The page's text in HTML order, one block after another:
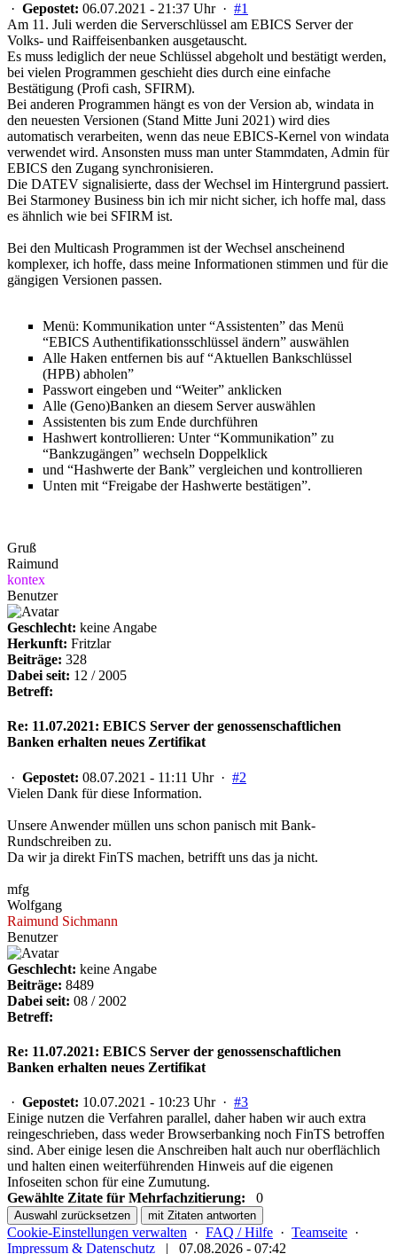
· Gepostet: 06.07.2021 - 21:37 Uhr · #1
Am 11. Juli werden die Serverschlüssel am EBICS Server der
Volks- und Raiffeisenbanken ausgetauscht.
Es muss lediglich der neue Schlüssel abgeholt und bestätigt werden,
bei vielen Programmen geschieht dies durch eine einfache
Bestätigung (Profi cash, SFIRM).
Bei anderen Programmen hängt es von der Version ab, windata in
den neuesten Versionen (Stand Mitte Juni 2021) wird dies
automatisch verarbeiten, wenn das neue EBICS-Kernel von windata
verwendet wird. Ansonsten muss man unter Stammdaten, Admin für
EBICS den Zugang synchronisieren.
Die DATEV signalisierte, dass der Wechsel im Hintergrund passiert.
Bei Starmoney Business bin ich mir nicht sicher, ich hoffe mal, dass
es ähnlich wie bei SFIRM ist.
Bei den Multicash Programmen ist der Wechsel anscheinend
komplexer, ich hoffe, dass meine Informationen stimmen und für die
gängigen Versionen passen.
Menü: Kommunikation unter “Assistenten” das Menü
“EBICS Authentifikationsschlüssel ändern” auswählen
Alle Haken entfernen bis auf “Aktuellen Bankschlüssel
(HPB) abholen”
Passwort eingeben und “Weiter” anklicken
Alle (Geno)Banken an diesem Server auswählen
Assistenten bis zum Ende durchführen
Hashwert kontrollieren: Unter “Kommunikation” zu
“Bankzugängen” wechseln Doppelklick
und “Hashwerte der Bank” vergleichen und kontrollieren
Unten mit “Freigabe der Hashwerte bestätigen”.
Gruß
Raimund
kontex
Benutzer
Geschlecht: keine Angabe
Herkunft: Fritzlar
Beiträge: 328
Dabei seit: 12 / 2005
Betreff:
Re: 11.07.2021: EBICS Server der genossenschaftlichen
Banken erhalten neues Zertifikat
· Gepostet: 08.07.2021 - 11:11 Uhr · #2
Vielen Dank für diese Information.
Unsere Anwender müllen uns schon panisch mit Bank-
Rundschreiben zu.
Da wir ja direkt FinTS machen, betrifft uns das ja nicht.
mfg
Wolfgang
Raimund Sichmann
Benutzer
Geschlecht: keine Angabe
Beiträge: 8489
Dabei seit: 08 / 2002
Betreff:
Re: 11.07.2021: EBICS Server der genossenschaftlichen
Banken erhalten neues Zertifikat
· Gepostet: 10.07.2021 - 10:23 Uhr · #3
Einige nutzen die Verfahren parallel, daher haben wir auch extra
reingeschrieben, dass weder Browserbanking noch FinTS betroffen
sind. Aber einige lesen die Anschreiben halt auch nur oberflächlich
und halten einen weiterführenden Hinweis auf die eigenen
Infoseiten schon für eine Zumutung.
Gewählte Zitate für Mehrfachzitierung:
0
Auswahl zurücksetzen mit Zitaten antworten
Cookie-Einstellungen verwalten · FAQ / Hilfe · Teamseite ·
Impressum & Datenschutz | 07.08.2026 - 07:42